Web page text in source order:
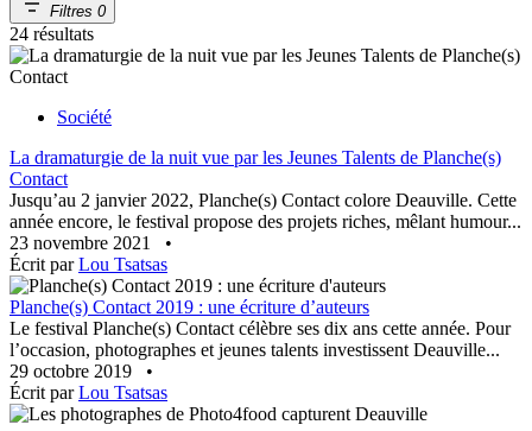
Filtres 0
24 résultats
Société
La dramaturgie de la nuit vue par les Jeunes Talents de Planche(s)
Contact
Jusqu’au 2 janvier 2022, Planche(s) Contact colore Deauville. Cette
année encore, le festival propose des projets riches, mêlant humour...
23 novembre 2021
•
Écrit parLou Tsatsas
Planche(s) Contact 2019 : une écriture d’auteurs
Le festival Planche(s) Contact célèbre ses dix ans cette année. Pour
l’occasion, photographes et jeunes talents investissent Deauville...
29 octobre 2019
•
Écrit parLou Tsatsas